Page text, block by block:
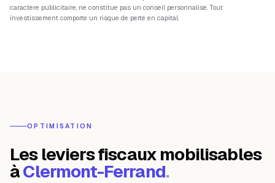
caractère publicitaire, ne constitue pas un conseil personnalisé. Tout
investissement comporte un risque de perte en capital.
OPTIMISATION
Les leviers fiscaux mobilisables
àClermont-Ferrand.